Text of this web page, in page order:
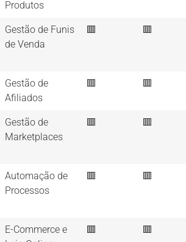
Produtos
Gestão de Funis
de Venda
🟥 🟥
Gestão de
Afiliados
🟥 🟥
Gestão de
Marketplaces
🟥 🟥
Automação de
Processos
🟥 🟥
E-Commerce e
🟥 🟥